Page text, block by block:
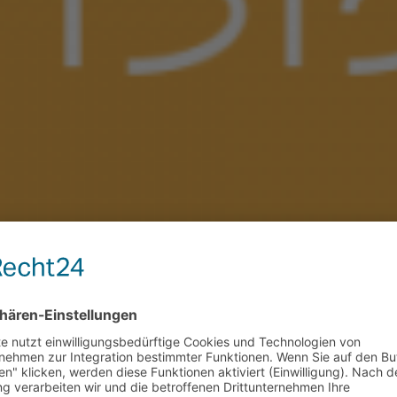
Das Unternehmen Viridis Technology ist im Investement Bereich
Logo-Design